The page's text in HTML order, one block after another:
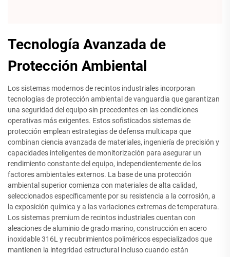
Tecnología Avanzada de
Protección Ambiental
Los sistemas modernos de recintos industriales incorporan
tecnologías de protección ambiental de vanguardia que garantizan
una seguridad del equipo sin precedentes en las condiciones
operativas más exigentes. Estos sofisticados sistemas de
protección emplean estrategias de defensa multicapa que
combinan ciencia avanzada de materiales, ingeniería de precisión y
capacidades inteligentes de monitorización para asegurar un
rendimiento constante del equipo, independientemente de los
factores ambientales externos. La base de una protección
ambiental superior comienza con materiales de alta calidad,
seleccionados específicamente por su resistencia a la corrosión, a
la exposición química y a las variaciones extremas de temperatura.
Los sistemas premium de recintos industriales cuentan con
aleaciones de aluminio de grado marino, construcción en acero
inoxidable 316L y recubrimientos poliméricos especializados que
mantienen la integridad estructural incluso cuando están